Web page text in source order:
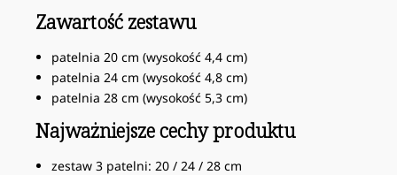
Zawartość zestawu
patelnia 20 cm (wysokość 4,4 cm)
patelnia 24 cm (wysokość 4,8 cm)
patelnia 28 cm (wysokość 5,3 cm)
Najważniejsze cechy produktu
zestaw 3 patelni: 20 / 24 / 28 cm